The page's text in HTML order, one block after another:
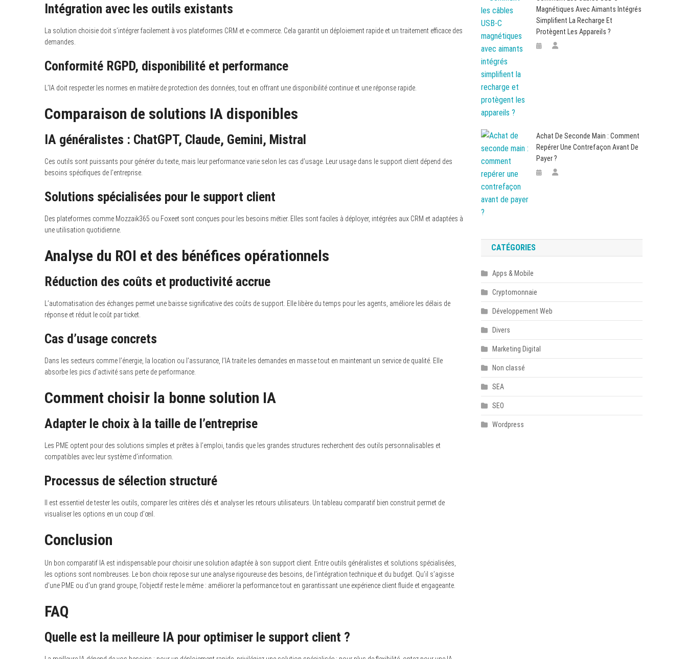
Intégration avec les outils existants
La solution choisie doit s’intégrer facilement à vos plateformes CRM et e-commerce. Cela garantit un déploiement rapide et un traitement efficace des
demandes.
Conformité RGPD, disponibilité et performance
L’IA doit respecter les normes en matière de protection des données, tout en offrant une disponibilité continue et une réponse rapide.
Comparaison de solutions IA disponibles
IA généralistes : ChatGPT, Claude, Gemini, Mistral
Ces outils sont puissants pour générer du texte, mais leur performance varie selon les cas d’usage. Leur usage dans le support client dépend des
besoins spécifiques de l’entreprise.
Solutions spécialisées pour le support client
Des plateformes comme Mozzaik365 ou Foxeet sont conçues pour les besoins métier. Elles sont faciles à déployer, intégrées aux CRM et adaptées à
une utilisation quotidienne.
Analyse du ROI et des bénéfices opérationnels
Réduction des coûts et productivité accrue
L’automatisation des échanges permet une baisse significative des coûts de support. Elle libère du temps pour les agents, améliore les délais de
réponse et réduit le coût par ticket.
Cas d’usage concrets
Dans les secteurs comme l’énergie, la location ou l’assurance, l’IA traite les demandes en masse tout en maintenant un service de qualité. Elle
absorbe les pics d’activité sans perte de performance.
Comment choisir la bonne solution IA
Adapter le choix à la taille de l’entreprise
Les PME optent pour des solutions simples et prêtes à l’emploi, tandis que les grandes structures recherchent des outils personnalisables et
compatibles avec leur système d’information.
Processus de sélection structuré
Il est essentiel de tester les outils, comparer les critères clés et analyser les retours utilisateurs. Un tableau comparatif bien construit permet de
visualiser les options en un coup d’œil.
Conclusion
Un bon comparatif IA est indispensable pour choisir une solution adaptée à son support client. Entre outils généralistes et solutions spécialisées,
les options sont nombreuses. Le bon choix repose sur une analyse rigoureuse des besoins, de l’intégration technique et du budget. Qu’il s’agisse
d’une PME ou d’un grand groupe, l’objectif reste le même : améliorer la performance tout en garantissant une expérience client fluide et engageante.
FAQ
Quelle est la meilleure IA pour optimiser le support client ?
Magnétiques Avec Aimants Intégrés
Simplifient La Recharge Et
Protègent Les Appareils ?
Achat De Seconde Main : Comment
Repérer Une Contrefaçon Avant De
Payer ?
CATÉGORIES
Apps & Mobile
Cryptomonnaie
Développement Web
Divers
Marketing Digital
Non classé
SEA
SEO
Wordpress